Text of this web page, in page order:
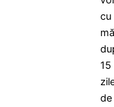
cu
15
de